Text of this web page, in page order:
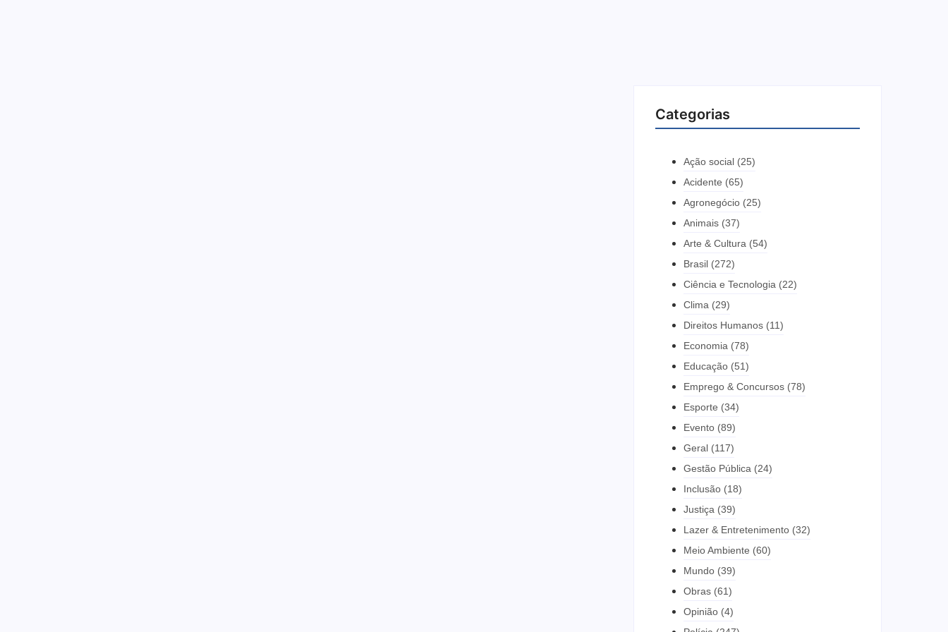
Categorias
Ação social (25)
Acidente (65)
Agronegócio (25)
Animais (37)
Arte & Cultura (54)
Brasil (272)
Ciência e Tecnologia (22)
Clima (29)
Direitos Humanos (11)
Economia (78)
Educação (51)
Emprego & Concursos (78)
Esporte (34)
Evento (89)
Geral (117)
Gestão Pública (24)
Inclusão (18)
Justiça (39)
Lazer & Entretenimento (32)
Meio Ambiente (60)
Mundo (39)
Obras (61)
Opinião (4)